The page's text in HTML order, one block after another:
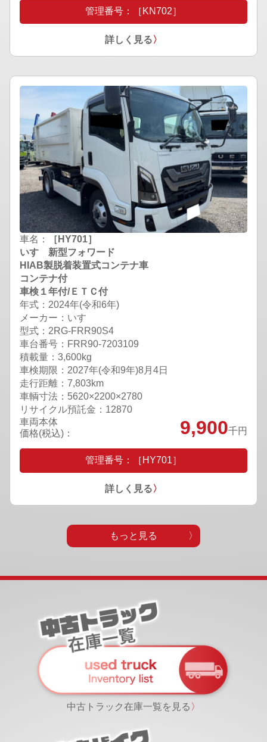
管理番号：［KN702］
詳しく見る〉
車名：
［HY701］
いすゞ新型フォワード
HIAB製脱着装置式コンテナ車
コンテナ付
車検１年付/ＥＴＣ付
年式：2024年(令和6年)
メーカー：いすゞ
型式：2RG-FRR90S4
車台番号：FRR90-7203109
積載量：3,600kg
車検期限： 2027年(令和9年)8月4日
走行距離：7,803km
車輌寸法：5620×2200×2780
リサイクル預託金：12870
車両本体
価格(税込)：
9,900千円
管理番号：［HY701］
詳しく見る〉
もっと見る
中古トラック在庫一覧を見る 〉